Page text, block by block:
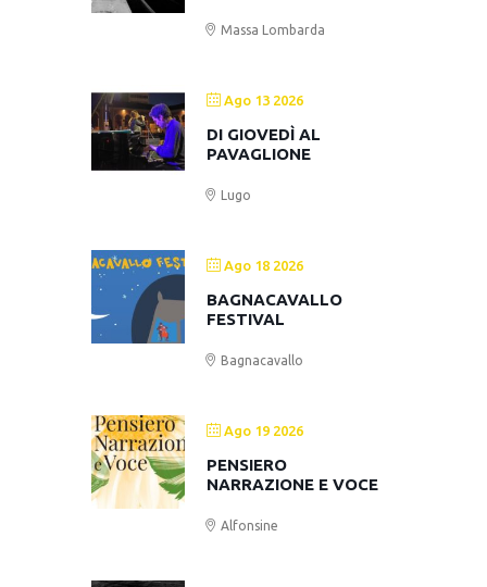
Massa Lombarda
Ago 13 2026
DI GIOVEDÌ AL
PAVAGLIONE
Lugo
Ago 18 2026
BAGNACAVALLO
FESTIVAL
Bagnacavallo
Ago 19 2026
PENSIERO
NARRAZIONE E VOCE
Alfonsine